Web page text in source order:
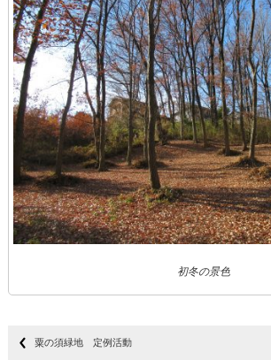
初冬の景色
粟の須緑地 定例活動